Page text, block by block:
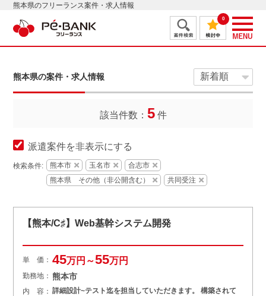
熊本県のフリーランス案件・求人情報
0
熊本県の案件・求人情報
該当件数： 5件
派遣案件を非表示にする
検索条件: 熊本市 玉名市
合志市
熊本県 その他（非公開含む）
共同受注
【熊本/C♯】Web基幹システム開発
単 価： 45万円～55万円
勤務地： 熊本市
内 容： 詳細設計~テスト迄を担当していただきます。 構築されて